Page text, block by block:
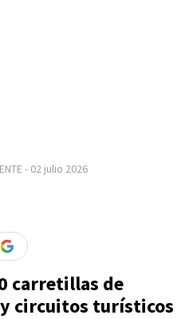
- 02 julio 2026
carretillas de
circuitos turísticos